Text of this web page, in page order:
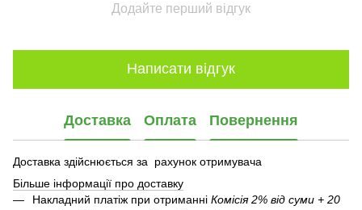
Додайте перший відгук
Написати відгук
Доставка Оплата Повернення
Доставка здійснюється за рахунок отримувача
Більше інформації про доставку
Накладний платіж при отриманні Комісія 2% від суми + 20